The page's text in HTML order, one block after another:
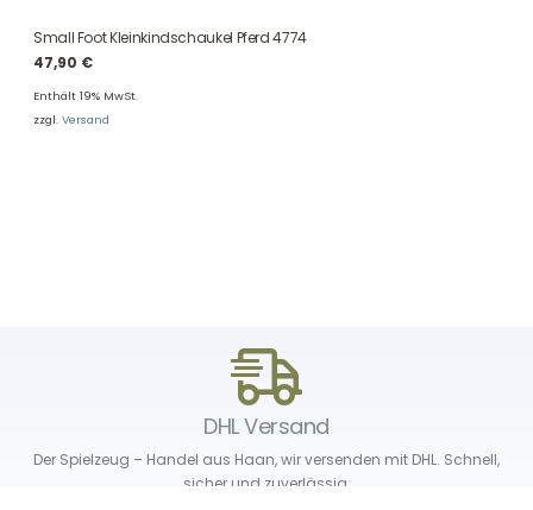
Small Foot Kleinkindschaukel Pferd 4774
47,90 €
Enthält 19% MwSt.
zzgl. Versand
DHL Versand
Der Spielzeug – Handel aus Haan, wir versenden mit DHL. Schnell,
sicher und zuverlässig.